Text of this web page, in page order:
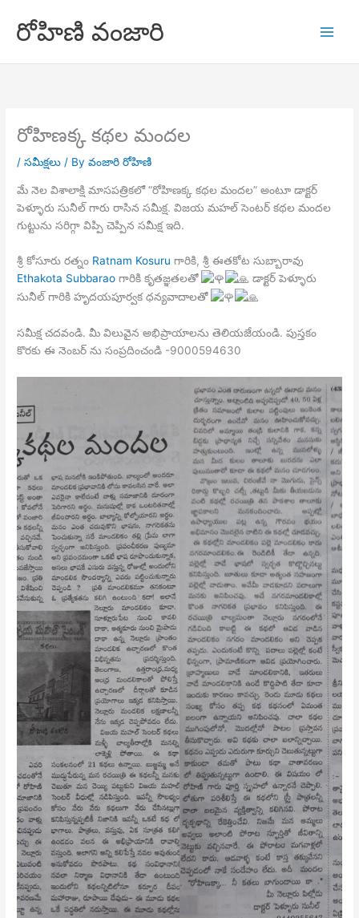
content
రోహిణి వంజారి
రోహిణక్క కథల మందల
/సమీక్షలు / Byవంజారి రోహిణి
మే నెల విశాలాక్షి మాసపత్రికలో “రోహిణక్క కథల మందల” అంటూ డాక్టర్
పెళ్ళూరు సునీల్ గారు రాసిన సమీక్ష. విజయ మహల్ సెంటర్ కథల మందల
గుట్టును సరిగ్గా విప్పి చెప్పిన సమీక్ష ఇది.
శ్రీ కోసూరు రత్నం Ratnam Kosuru గారికి, శ్రీ ఈతకోట సుబ్బారావు
Ethakota Subbarao గారికి కృతజ్ఞతలతో
డాక్టర్ పెళ్ళూరు
సునీల్ గారికి హృదయపూర్వక ధన్యవాదాలతో
సమీక్ష చదవండి. మీ విలువైన అభిప్రాయాలను తెలియజేయండి. పుస్తకం
కొరకు ఈ నెంబర్ ను సంప్రదించండి -9000594630